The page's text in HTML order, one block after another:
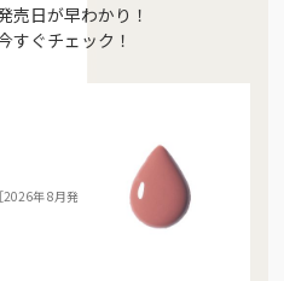
売日が早わかり！
すぐチェック！
2026年 8月発